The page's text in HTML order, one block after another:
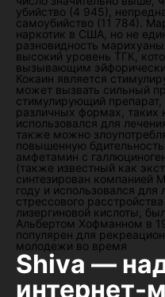
убийство (4 945),
самоубийство (11 784).
наркотик в США, но не
разновидность
высокий уровень ТГК,
вызывающим
Кокаин является
может вызвать сильный
стимулирующий
различных формах, таких
использовался для
также можно
повышенную
амфетамин с
(также известный как
синтезирован компанией
году и использовался для
стрессового
лизергиновой кислоты,
Альбертом Хофманном в
популярен для
молодежи во время
Shiva —
интернет-